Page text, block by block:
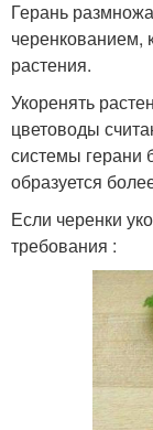
Герань
черенкованием,
растения.
Укоренять
цветоводы
системы герани
образуется
Если черенки
требования :